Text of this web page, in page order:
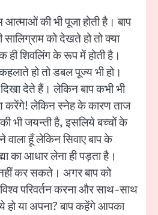
की भी पूजा होती है। बाप
को देखते हो तो क्या
ही शिवलिंग के रूप में होती है।
हो तो डबल पूज्य भी हो।
देते हैं। लेकिन बाप कभी भी
करेंगे! लेकिन स्नेह के कारण ताज
भी जयन्ती है, इसलिये बच्चों के
हूँ लेकिन सिवाए बाप के
का आधार लेना ही पड़ता है।
नहीं कर सकते। अगर बाप को
परिवर्तन करना और साथ-साथ
हो या अपना? बाप कहेंगे आपका